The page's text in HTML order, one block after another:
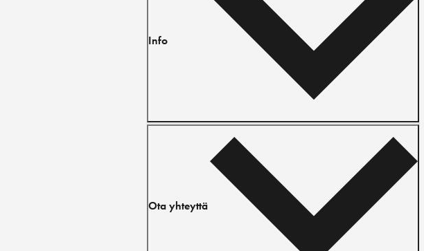
Info
Ota yhteyttä